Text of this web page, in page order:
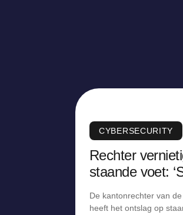
CYBERSECURITY
Rechter
staande voet:
De kantonrechter van
heeft het ontslag op